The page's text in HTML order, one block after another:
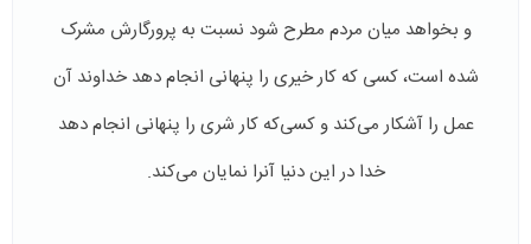
و بخواهد میان مردم مطرح شود نسبت به پرورگارش مشرک
شده است، کسی که کار خیری را پنهانی انجام دهد خداوند آن
عمل را آشکار می‌کند و کسی‌که کار شری را پنهانی انجام دهد
خدا در این دنیا آنرا نمایان می‌كند.